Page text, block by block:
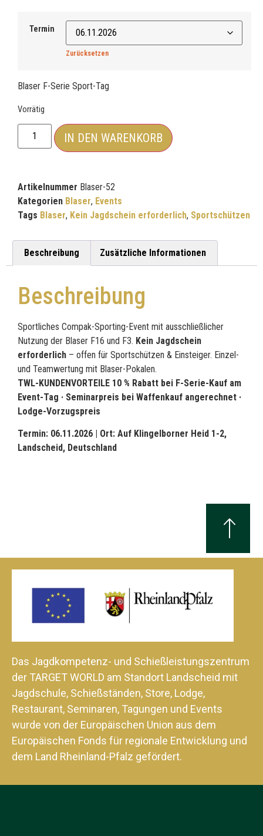
Termin
Zurücksetzen
Blaser F-Serie Sport-Tag
Vorrätig
IN DEN WARENKORB
Artikelnummer Blaser-52
Kategorien Blaser, Events
Tags Blaser, Kein Jagdschein erforderlich, Sportschützen
Beschreibung Zusätzliche Informationen
Beschreibung
Sportliches Compak-Sporting-Event mit ausschließlicher
Nutzung der Blaser F16 und F3. Kein Jagdschein
erforderlich – offen für Sportschützen & Einsteiger. Einzel-
und Teamwertung mit Blaser-Pokalen.
TWL-KUNDENVORTEILE 10 % Rabatt bei F-Serie-Kauf am
Event-Tag · Seminarpreis bei Waffenkauf angerechnet ·
Lodge-Vorzugspreis
Termin: 06.11.2026 | Ort: Auf Klingelborner Heid 1-2,
Landscheid, Deutschland
Das Jagdkompetenz- und Schießleistungszentrum
der TARGET WORLD am Standort Landscheid mit
Jagdschule, Schießständen, Store, Lodge,
Restaurant, Seminaren, Tagungen und Events
wurde von der Europäischen Union aus dem
Europäischen Fonds für regionale Entwicklung und
dem Land Rheinland-Pfalz gefördert.